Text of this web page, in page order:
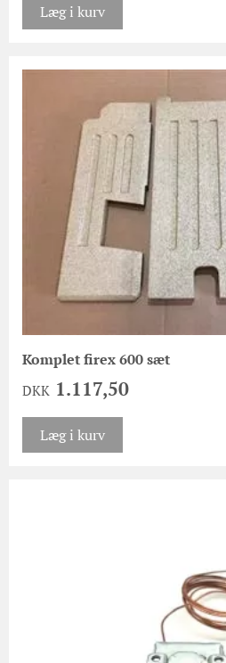
Læg i kurv
Komplet firex 600 sæt
DKK 1.117,50
Læg i kurv